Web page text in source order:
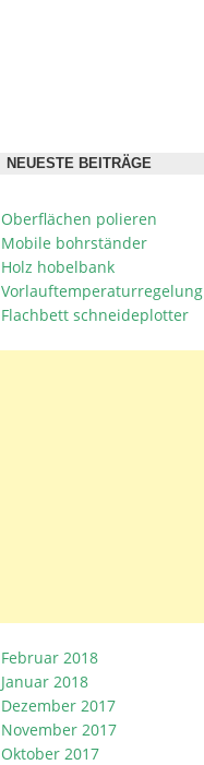
NEUESTE BEITRÄGE
Oberflächen polieren
Mobile bohrständer
Holz hobelbank
Vorlauftemperaturregelung
Flachbett schneideplotter
Februar 2018
Januar 2018
Dezember 2017
November 2017
Oktober 2017